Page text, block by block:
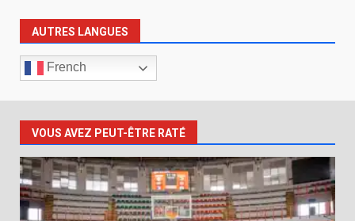
AUTRES LANGUES
French
VOUS AVEZ PEUT-ÊTRE RATÉ